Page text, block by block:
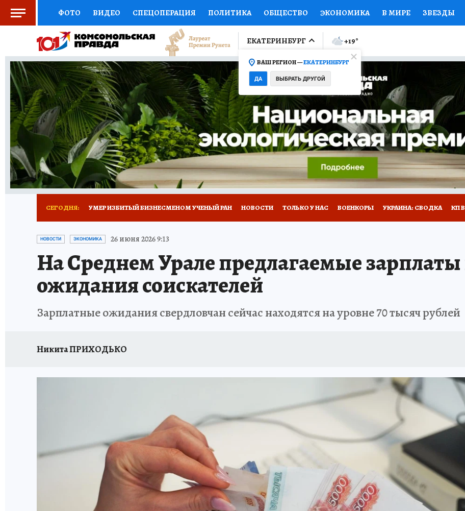
ФОТО ВИДЕО СПЕЦОПЕРАЦИЯ ПОЛИТИКА ОБЩЕСТВО ЭКОНОМИКА В МИРЕ ЗВЕЗДЫ
СОЦПОДДЕРЖКА НАУКА СПОРТ КОЛУМНИСТЫ ПРОИСШЕСТВИЯ НАЦИОНАЛЬНЫЕ
ВЫБОР ЭКСПЕРТОВ ДОКТОР ФИНАНСЫ ОТКРЫВАЕМ МИР Я ЗНАЮ СЕМЬЯ ЖЕНСКИЕ
КНИЖНАЯ ПОЛКА ПРОГНОЗЫ НА СПОРТ ПРОМОКОДЫ СЕРИАЛЫ СПЕЦПРОЕКТЫ ДЕФИЦИТ
ПРЕСС-ЦЕНТР НЕДВИЖИМОСТЬ ТЕЛЕВИЗОР КОЛЛЕКЦИИ КОНКУРСЫ РАБОТА У НАС ГИД
РАДИО КП ТЕСТЫ НОВОЕ НА САЙТЕ
ЕКАТЕРИНБУРГ
ВАШ РЕГИОН —ЕКАТЕРИНБУРГ
ДА ВЫБРАТЬ ДРУГОЙ
+19°
СЕГОДНЯ: УМЕР ИЗБИТЫЙ БИЗНЕСМЕНОМ УЧЕНЫЙ РАН НОВОСТИ ТОЛЬКО У НАС ВОЕНКОРЫ УКРАИНА: СВОДКА КП
ЗАПОВЕДНАЯ РОССИЯ
НОВОСТИ ЭКОНОМИКА 26 июня 2026 9:13
На Среднем Урале предлагаемые
ожидания соискателей
Зарплатные ожидания свердловчан сейчас находятся на уровне 70 тысяч рублей
Никита ПРИХОДЬКО